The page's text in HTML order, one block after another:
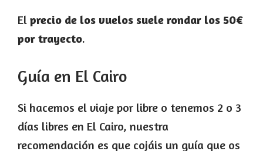
El precio de los vuelos suele rondar los 50€
por trayecto.
Guía en El Cairo
Si hacemos el viaje por libre o tenemos 2 o 3
días libres en El Cairo, nuestra
recomendación es que cojáis un guía que os